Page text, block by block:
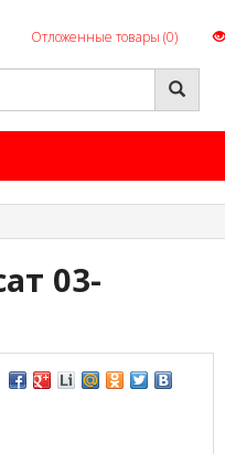
Отложенные товары (0)
03-